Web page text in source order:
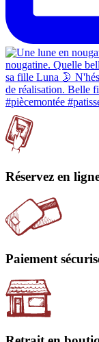
Réservez en
Paiement